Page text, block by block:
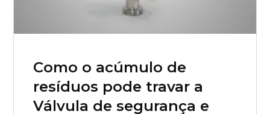
Como o acúmulo de
resíduos pode travar a
Válvula de segurança e